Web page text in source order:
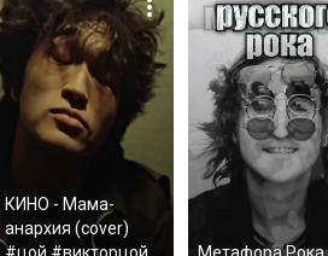
КИНО - Мама-
анархия (cover)